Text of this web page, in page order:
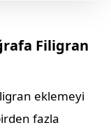
Filigran
eklemeyi
fazla